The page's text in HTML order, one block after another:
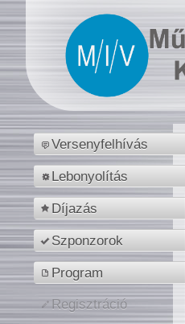
Versenyfelhívás
Lebonyolítás
Díjazás
Szponzorok
Program
Regisztráció